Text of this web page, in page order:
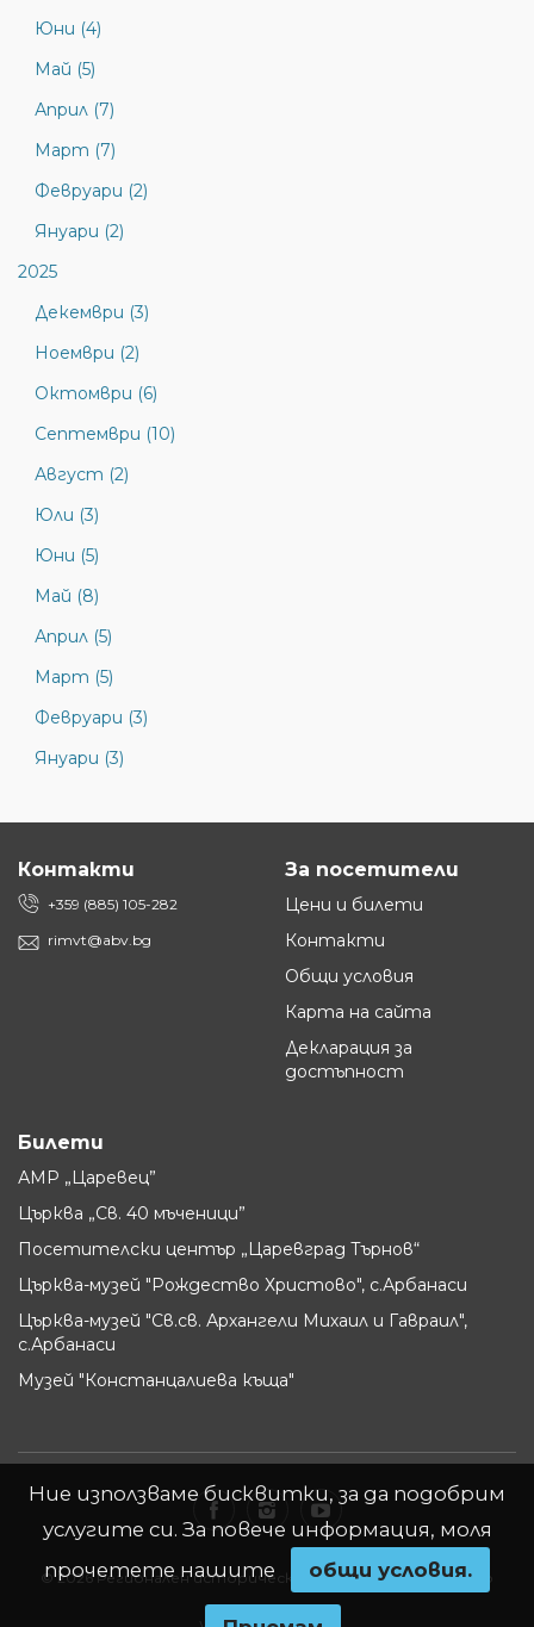
Юни (4)
Май (5)
Април (7)
Март (7)
Февруари (2)
Януари (2)
2025
Декември (3)
Ноември (2)
Октомври (6)
Септември (10)
Август (2)
Юли (3)
Юни (5)
Май (8)
Април (5)
Март (5)
Февруари (3)
Януари (3)
Контакти
+359 (885) 105-282
rimvt@abv.bg
За посетители
Цени и билети
Контакти
Общи условия
Карта на сайта
Декларация за
достъпност
Билети
АМР „Царевец”
Църква „Св. 40 мъченици”
Посетителски център „Царевград Търнов“
Църква-музей "Рождество Христово", с.Арбанаси
Църква-музей "Св.св. Архангели Михаил и Гавраил",
с.Арбанаси
Музей "Констанцалиева къща"
© 2026 Регионален исторически музей - Велико Търново
Ние използваме бисквитки, за да подобрим
услугите си. За повече информация, моля
прочетете нашите
oбщи условия.